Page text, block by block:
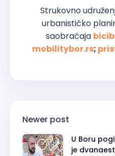
Strukovno
urbanističko
saobraćaja
mobilitybor.rs;
Newer post
U Boru
je